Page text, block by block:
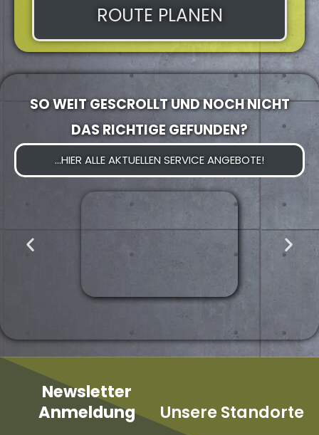
ROUTE PLANEN
SO WEIT GESCROLLT UND NOCH NICHT
DAS RICHTIGE GEFUNDEN?
...HIER ALLE AKTUELLEN SERVICE ANGEBOTE!
Newsletter
Anmeldung
Unsere Standorte